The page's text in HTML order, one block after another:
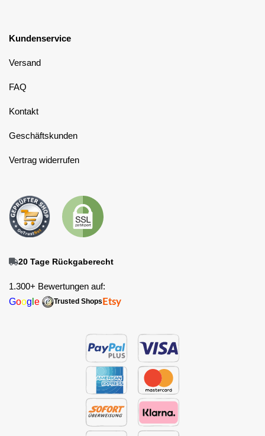
Kundenservice
Versand
FAQ
Kontakt
Geschäftskunden
Vertrag widerrufen
20 Tage Rückgaberecht
1.300+ Bewertungen auf:
Goog e Trusted Shops Etsy